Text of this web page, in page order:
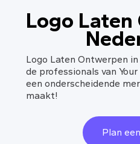
Logo
Logo Laten Ontwerpen
de professionals van
een onderscheidende
maakt!
Plan